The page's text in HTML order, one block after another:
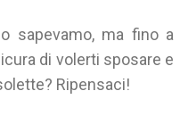
sapevamo, ma fino a
di volerti sposare e
Ripensaci!